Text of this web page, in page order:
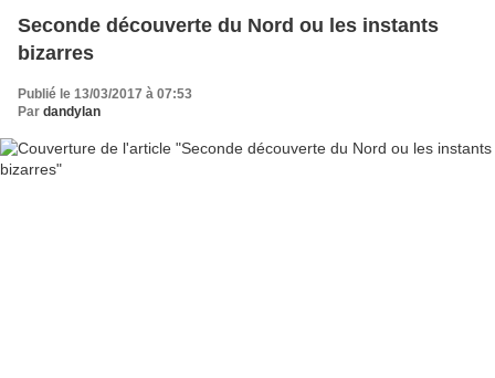
Seconde découverte du Nord ou les instants
bizarres
Publié le 13/03/2017 à 07:53
Par dandylan